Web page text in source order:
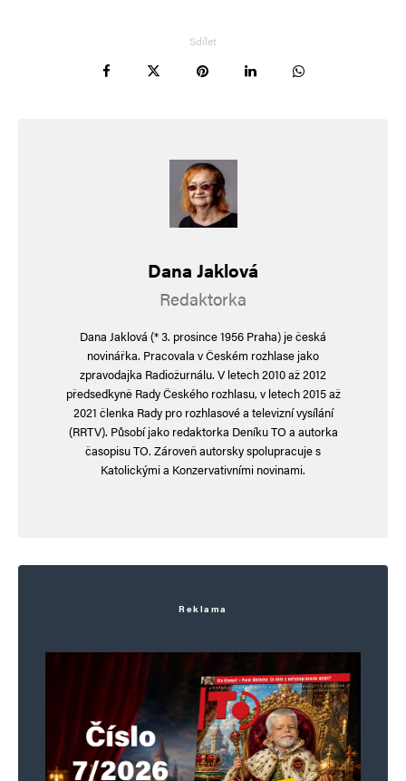
Sdílet
Dana Jaklová
Redaktorka
Dana Jaklová (* 3. prosince 1956 Praha) je česká
novinářka. Pracovala v Českém rozhlase jako
zpravodajka Radiožurnálu. V letech 2010 až 2012
předsedkyně Rady Českého rozhlasu, v letech 2015 až
2021 členka Rady pro rozhlasové a televizní vysílání
(RRTV). Působí jako redaktorka Deníku TO a autorka
časopisu TO. Zároveň autorsky spolupracuje s
Katolickými a Konzervativními novinami.
Reklama